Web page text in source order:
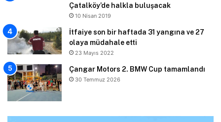
Çatalköy’de halkla buluşacak
10 Nisan 2019
İtfaiye son bir haftada 31 yangına ve 27
olaya müdahale etti
23 Mayıs 2022
Çangar Motors 2. BMW Cup tamamlandı
30 Temmuz 2026